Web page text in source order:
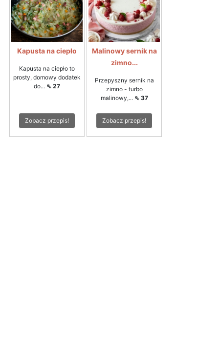
Kapusta na ciepło
Kapusta na ciepło to
prosty, domowy dodatek
do... ⇖ 27
Zobacz przepis!
Malinowy sernik na
zimno...
Przepyszny sernik na
zimno - turbo
malinowy,... ⇖ 37
Zobacz przepis!